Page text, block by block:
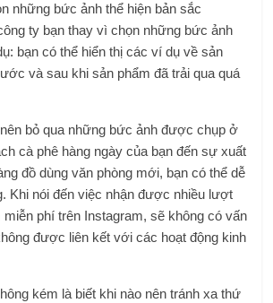
những bức ảnh thể hiện bản sắc
ty bạn thay vì chọn những bức ảnh
bạn có thể hiển thị các ví dụ về sản
và sau khi sản phẩm đã trải qua quá
bỏ qua những bức ảnh được chụp ở
cà phê hàng ngày của bạn đến sự xuất
đồ dùng văn phòng mới, bạn có thể dễ
Khi nói đến việc nhận được nhiều lượt
phí trên Instagram, sẽ không có vấn
được liên kết với các hoạt động kinh
kém là biết khi nào nên tránh xa thứ